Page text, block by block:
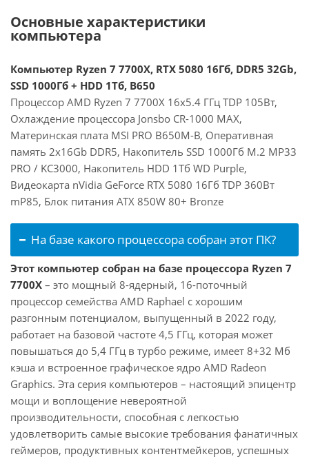
Основные характеристики
компьютера
Компьютер Ryzen 7 7700X, RTX 5080 16Гб, DDR5 32Gb,
SSD 1000Гб + HDD 1Тб, B650
Процессор AMD Ryzen 7 7700X 16x5.4 ГГц TDP 105Вт,
Охлаждение процессора Jonsbo CR-1000 MAX,
Материнская плата MSI PRO B650M-B, Оперативная
память 2x16Gb DDR5, Накопитель SSD 1000Гб M.2 MP33
PRO / KC3000, Накопитель HDD 1Тб WD Purple,
Видеокарта nVidia GeForce RTX 5080 16Гб TDP 360Вт
mP85, Блок питания ATX 850W 80+ Bronze
На базе какого процессора собран этот ПК?
Этот компьютер собран на базе процессора Ryzen 7
7700X – это мощный 8-ядерный, 16-поточный
процессор семейства AMD Raphael с хорошим
разгонным потенциалом, выпущенный в 2022 году,
работает на базовой частоте 4,5 ГГц, которая может
повышаться до 5,4 ГГц в турбо режиме, имеет 8+32 Мб
кэша и встроенное графическое ядро AMD Radeon
Graphics. Эта серия компьютеров – настоящий эпицентр
мощи и воплощение невероятной
производительности, способная с легкостью
удовлетворить самые высокие требования фанатичных
геймеров, продуктивных контентмейкеров, успешных